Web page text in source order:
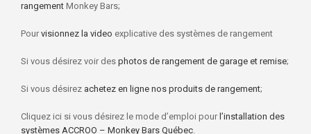
rangement Monkey Bars;
Pour visionnez la video explicative des systèmes de rangement
Si vous désirez voir des photos de rangement de garage et remise;
Si vous désirez achetez en ligne nos produits de rangement;
Cliquez ici si vous désirez le mode d’emploi pour l’installation des
systèmes ACCROO – Monkey Bars Québec.